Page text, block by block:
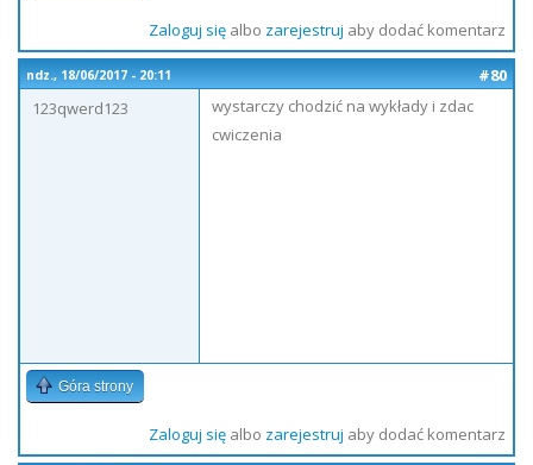
Zaloguj sięalbo zarejestruj aby dodać komentarz
ndz., 18/06/2017 - 20:11
#80
123qwerd123
wystarczy chodzić na wykłady i zdac
cwiczenia
Góra strony
Zaloguj sięalbo zarejestruj aby dodać komentarz